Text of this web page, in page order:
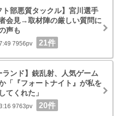
ト部悪質タックル】宮川選手
者会見→取材陣の厳しい質問に
声も
7956pv 21件
ランド】銃乱射、人気ゲーム
「『フォートナイト』が私を
てくれた」
9763pv 20件